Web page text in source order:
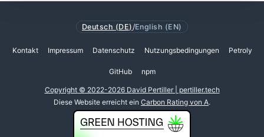
Deutsch (DE) /English (EN)
Kontakt Impressum Datenschutz Nutzungsbedingungen Petroly
GitHub npm
Copyright © 2022-2026 David Pertiller | pertiller.tech
Diese Website erreicht ein Carbon Rating von A.